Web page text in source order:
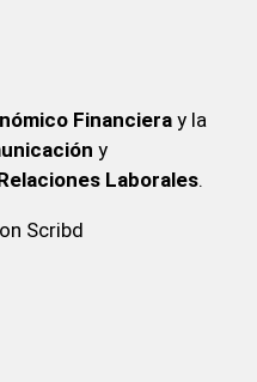
Financiera y la
y
Laborales.
on Scribd